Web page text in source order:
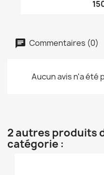
Commentaires (0)
Aucun avis n'a été
2 autres produits
catégorie :